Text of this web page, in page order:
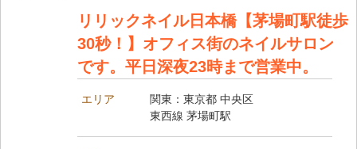
リリックネイル日本橋【茅場町駅徒歩
30秒！】オフィス街のネイルサロン
です。平日深夜23時まで営業中。
エリア
関東：東京都 中央区
東西線 茅場町駅